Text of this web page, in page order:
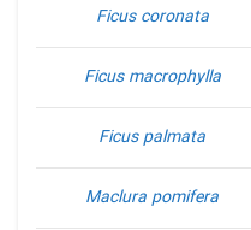
Ficus coronata
Ficus macrophylla
Ficus palmata
Maclura pomifera